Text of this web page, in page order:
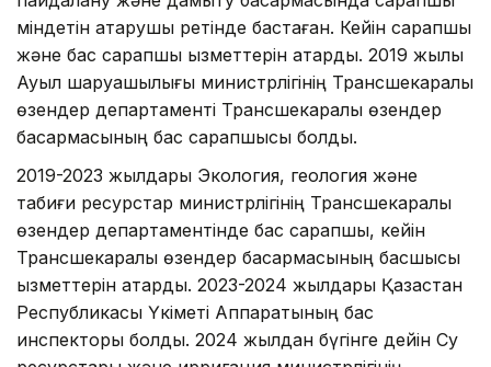
міндетін атқарушы ретінде бастаған. Кейін сарапшы
және бас сарапшы қызметтерін атқарды. 2019 жылы
Ауыл шаруашылығы министрлігінің Трансшекаралық
өзендер департаменті Трансшекаралық өзендер
басқармасының бас сарапшысы болды.
2019-2023 жылдары Экология, геология және
табиғи ресурстар министрлігінің Трансшекаралық
өзендер департаментінде бас сарапшы, кейін
Трансшекаралық өзендер басқармасының басшысы
қызметтерін атқарды. 2023-2024 жылдары Қазақстан
Республикасы Үкіметі Аппаратының бас
инспекторы болды. 2024 жылдан бүгінге дейін Су